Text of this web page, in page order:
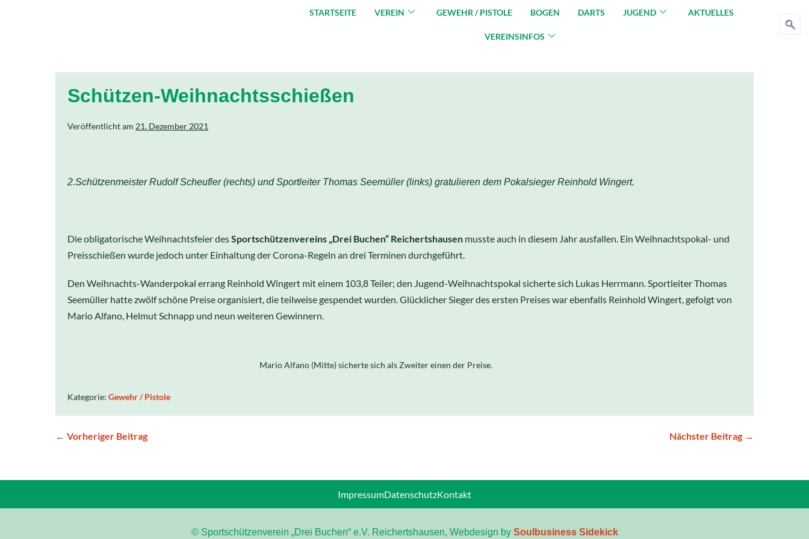
STARTSEITE VEREIN GEWEHR / PISTOLE BOGEN DARTS JUGEND AKTUELLES
VEREINSINFOS
Schützen-Weihnachtsschießen
Veröffentlicht am 21. Dezember 2021
2.Schützenmeister Rudolf Scheufler (rechts) und Sportleiter Thomas Seemüller (links) gratulieren dem Pokalsieger Reinhold Wingert.
Die obligatorische Weihnachtsfeier desSportschützenvereins „Drei Buchen“ Reichertshausen musste auch in diesem Jahr ausfallen. Ein Weihnachtspokal- und
Preisschießen wurde jedoch unter Einhaltung der Corona-Regeln an drei Terminen durchgeführt.
Den Weihnachts-Wanderpokal errang Reinhold Wingert mit einem 103,8 Teiler; den Jugend-Weihnachtspokal sicherte sich Lukas Herrmann. Sportleiter Thomas
Seemüller hatte zwölf schöne Preise organisiert, die teilweise gespendet wurden. Glücklicher Sieger des ersten Preises war ebenfalls Reinhold Wingert, gefolgt von
Mario Alfano, Helmut Schnapp und neun weiteren Gewinnern.
Mario Alfano (Mitte) sicherte sich als Zweiter einen der Preise.
Kategorie: Gewehr / Pistole
← Vorheriger Beitrag Nächster Beitrag →
ImpressumDatenschutzKontakt
© Sportschützenverein „Drei Buchen“ e.V. Reichertshausen, Webdesign by Soulbusiness Sidekick